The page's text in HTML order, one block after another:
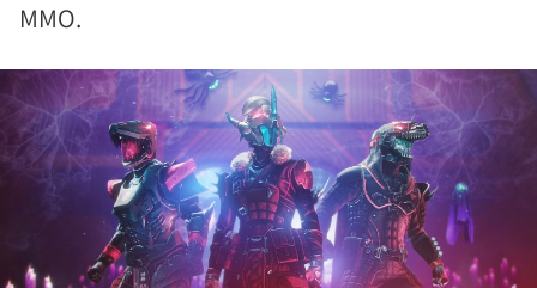
MMO.